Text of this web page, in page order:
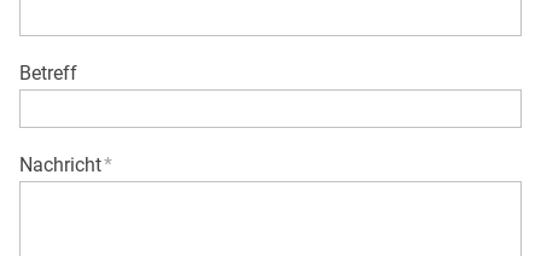
Betreff
Nachricht*